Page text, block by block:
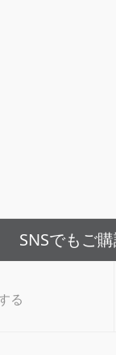
SNSでもご
る